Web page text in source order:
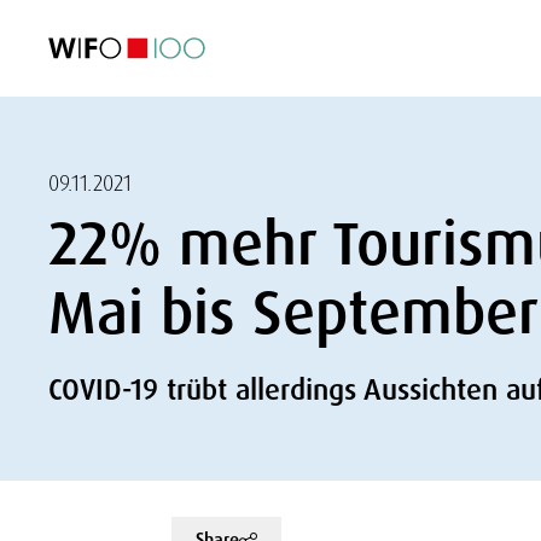
09.11.2021
22% mehr
Mai bis
COVID-19 trübt allerdings Aussichten